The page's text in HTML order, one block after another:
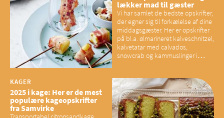
lækker mad til gæster
Vi har samlet de bedste opskrifter,
der egner sig til forkælelse af dine
middagsgæster. Her er opskrifter
på bl.a. ølmarineret kalveschnitzel,
kalvetatar med calvados,
snowcrab og kammuslinger i
KAGER
2025 i kage: Her er de mest
populære kageopskrifter
fra Samvirke